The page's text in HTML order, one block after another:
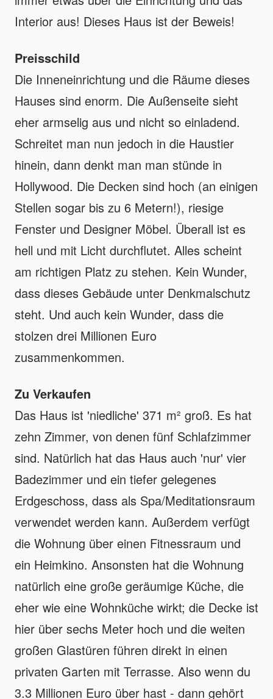
Interior aus! Dieses Haus ist der Beweis!
Preisschild
Die Inneneinrichtung und die Räume dieses
Hauses sind enorm. Die Außenseite sieht
eher armselig aus und nicht so einladend.
Schreitet man nun jedoch in die Haustier
hinein, dann denkt man man stünde in
Hollywood. Die Decken sind hoch (an einigen
Stellen sogar bis zu 6 Metern!), riesige
Fenster und Designer Möbel. Überall ist es
hell und mit Licht durchflutet. Alles scheint
am richtigen Platz zu stehen. Kein Wunder,
dass dieses Gebäude unter Denkmalschutz
steht. Und auch kein Wunder, dass die
stolzen drei Millionen Euro
zusammenkommen.
Zu Verkaufen
Das Haus ist 'niedliche' 371 m² groß. Es hat
zehn Zimmer, von denen fünf Schlafzimmer
sind. Natürlich hat das Haus auch 'nur' vier
Badezimmer und ein tiefer gelegenes
Erdgeschoss, dass als Spa/Meditationsraum
verwendet werden kann. Außerdem verfügt
die Wohnung über einen Fitnessraum und
ein Heimkino. Ansonsten hat die Wohnung
natürlich eine große geräumige Küche, die
eher wie eine Wohnküche wirkt; die Decke ist
hier über sechs Meter hoch und die weiten
großen Glastüren führen direkt in einen
privaten Garten mit Terrasse. Also wenn du
3.3 Millionen Euro über hast - dann gehört